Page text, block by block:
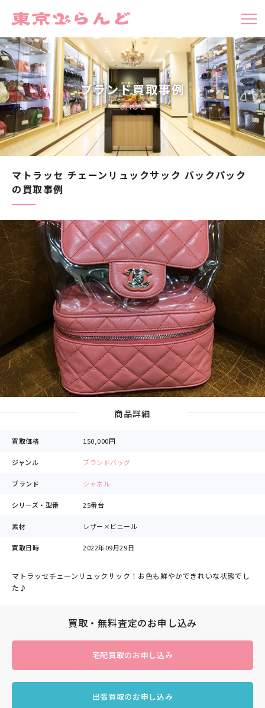
ブランド買取事例
CASE
マトラッセ チェーンリュックサック バックパック
の買取事例
商品詳細
買取価格 150,000円
ジャンル ブランドバッグ
ブランド シャネル
シリーズ・型番 25番台
素材 レザー×ビニール
買取日時 2022年09月29日
マトラッセチェーンリュックサック！お色も鮮やかできれいな状態でし
た♪
買取・無料査定のお申し込み
宅配買取のお申し込み
出張買取のお申し込み